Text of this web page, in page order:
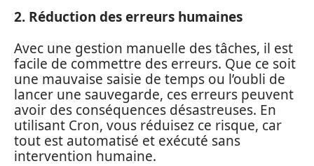
2. Réduction des erreurs humaines
Avec une gestion manuelle des tâches, il est
facile de commettre des erreurs. Que ce soit
une mauvaise saisie de temps ou l’oubli de
lancer une sauvegarde, ces erreurs peuvent
avoir des conséquences désastreuses. En
utilisant Cron, vous réduisez ce risque, car
tout est automatisé et exécuté sans
intervention humaine.